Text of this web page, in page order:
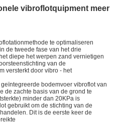
vibroflotquipment meer
te optimaliseren
de tweede fase van het drie
diepe het werpen zand vernietigen
van de
versterkt door vibro - het
bodemvoer vibroflot van
de zachte basis van de grond te
minder dan 20KPa is
gebruikt om de stichting van de
Dit is de eerste keer de